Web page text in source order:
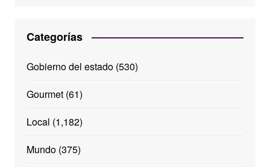
Categorías
Gobierno del estado(530)
Gourmet(61)
Local (1,182)
Mundo(375)